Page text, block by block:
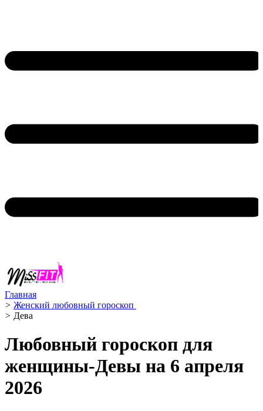
Главная
> Женский любовный гороскоп ️
> Дева ️
Любовный гороскоп для
женщины-Девы на 6 апреля
2026